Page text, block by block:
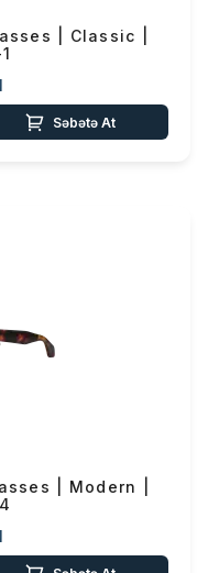
| Classic |
Səbətə At
| Modern |